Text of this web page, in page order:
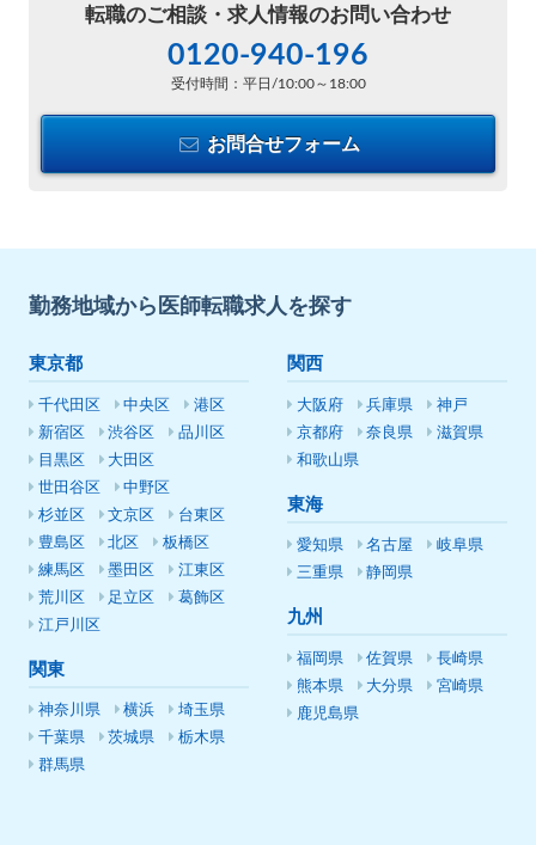
転職のご相談・ 求人情報のお問い合わせ
0120-940-196
受付時間：平日/10:00～18:00
お問合せフォーム
勤務地域から医師転職求人を探す
東京都
千代田区 中央区
港区
新宿区
渋谷区
品川区
目黒区
大田区
世田谷区
中野区
杉並区
文京区
台東区
豊島区
北区
板橋区
練馬区
墨田区
江東区
荒川区
足立区
葛飾区
江戸川区
関東
神奈川県 横浜
埼玉県
千葉県
茨城県
栃木県
群馬県
関西
大阪府 兵庫県
神戸
京都府
奈良県
滋賀県
和歌山県
東海
愛知県 名古屋
岐阜県
三重県
静岡県
九州
福岡県 佐賀県
長崎県
熊本県
大分県
宮崎県
鹿児島県